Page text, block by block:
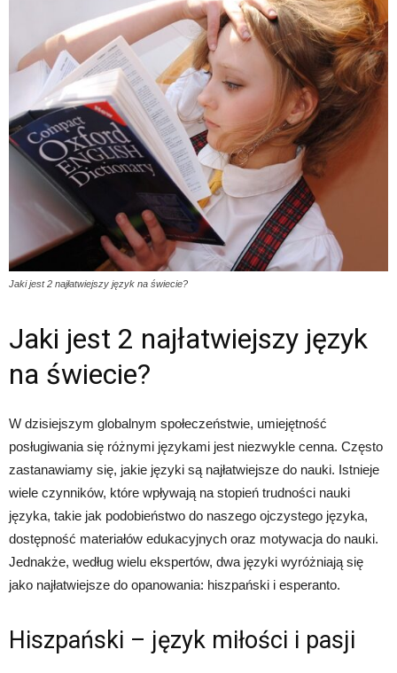
Jaki jest 2 najłatwiejszy język na świecie?
Jaki jest 2 najłatwiejszy język
na świecie?
W dzisiejszym globalnym społeczeństwie, umiejętność
posługiwania się różnymi językami jest niezwykle cenna. Często
zastanawiamy się, jakie języki są najłatwiejsze do nauki. Istnieje
wiele czynników, które wpływają na stopień trudności nauki
języka, takie jak podobieństwo do naszego ojczystego języka,
dostępność materiałów edukacyjnych oraz motywacja do nauki.
Jednakże, według wielu ekspertów, dwa języki wyróżniają się
jako najłatwiejsze do opanowania: hiszpański i esperanto.
Hiszpański – język miłości i pasji